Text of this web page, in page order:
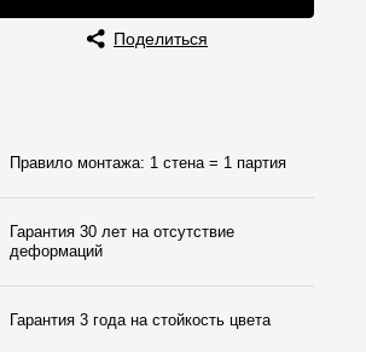
Правило монтажа: 1 стена = 1 партия
Гарантия 30 лет на отсутствие
деформаций
Гарантия 3 года на стойкость цвета
Поделиться